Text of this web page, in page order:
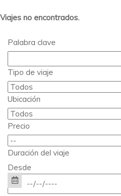
Viajes no encontrados.
Palabra clave
Tipo de viaje
Ubicación
Precio
Duración del viaje
Desde